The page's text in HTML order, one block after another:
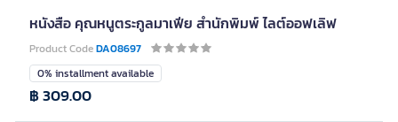
หนังสือ คุณหนูตระกูลมาเฟีย สำนักพิมพ์ ไลต์ออฟเลิฟ
Product CodeDA08697
0% installment available
฿ 309.00